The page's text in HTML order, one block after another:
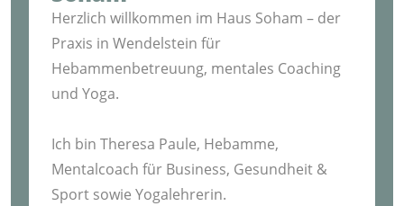
Herzlich willkommen im Haus Soham – der
Praxis in Wendelstein für
Hebammenbetreuung, mentales Coaching
und Yoga.
Ich bin Theresa Paule, Hebamme,
Mentalcoach für Business, Gesundheit &
Sport sowie Yogalehrerin.